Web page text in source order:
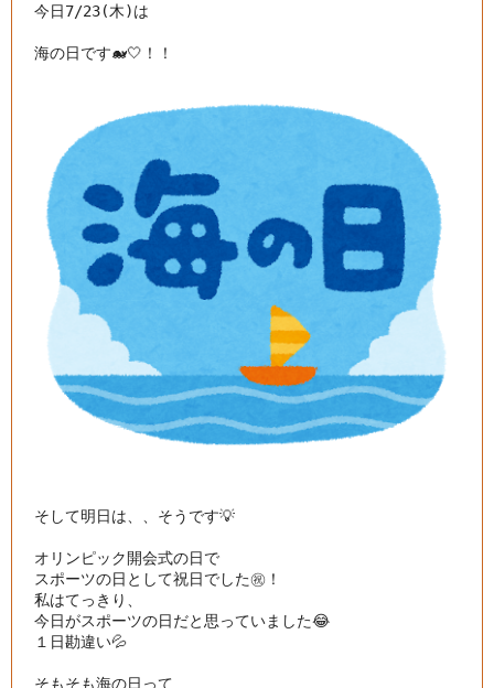
今日7/23(木)は
海の日です🐋🤍！！
そして明日は、、そうです💡
オリンピック開会式の日で
スポーツの日として祝日でした㊗️！
私はてっきり、
今日がスポーツの日だと思っていました😂
１日勘違い💦
そもそも海の日って